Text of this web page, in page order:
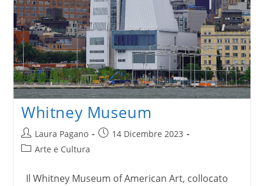
Whitney Museum
Autore
dell'articolo:
Laura Pagano
Articolo14 Dicembre 2023
Categoria
Arte e Cultura
Il Whitney Museum of American Art, collocato